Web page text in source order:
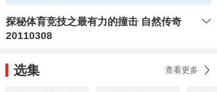
探秘体育竞技之最有力的撞击 自然传奇
20110308
选集 查看更多